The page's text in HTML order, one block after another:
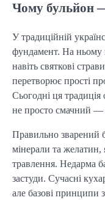
Чому бульйон —
У традиційній
фундамент. На ньому
навіть святкові
перетворює прості
Сьогодні ця
не просто смачний —
Правильно зварений
мінерали та желатин,
травлення. Недарма
застуди. Сучасні
але базові принципи